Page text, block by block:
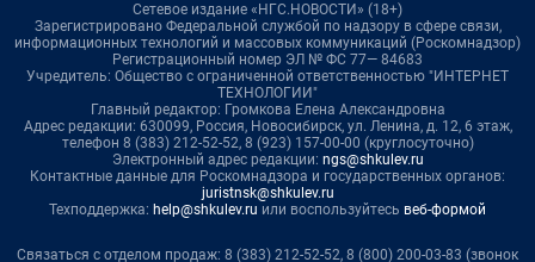
Сетевое издание «НГС.НОВОСТИ» (18+)
Зарегистрировано Федеральной службой по надзору в сфере связи,
информационных технологий и массовых коммуникаций (Роскомнадзор)
Регистрационный номер ЭЛ № ФС 77— 84683
Учредитель: Общество с ограниченной ответственностью "ИНТЕРНЕТ
ТЕХНОЛОГИИ"
Главный редактор: Громкова Елена Александровна
Адрес редакции: 630099, Россия, Новосибирск, ул. Ленина, д. 12, 6 этаж,
телефон 8 (383) 212-52-52, 8 (923) 157-00-00 (круглосуточно)
Электронный адрес редакции: ngs@shkulev.ru
Контактные данные для Роскомнадзора и государственных органов:
juristnsk@shkulev.ru
Техподдержка: help@shkulev.ru или воспользуйтесь веб-формой
Связаться с отделом продаж: 8 (383) 212-52-52, 8 (800) 200-03-83 (звонок